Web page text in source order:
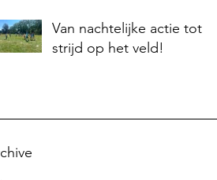
Van nachtelijke actie tot
strijd op het veld!